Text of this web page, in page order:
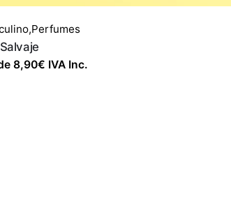
,Perfumes
8,90€ IVA Inc.